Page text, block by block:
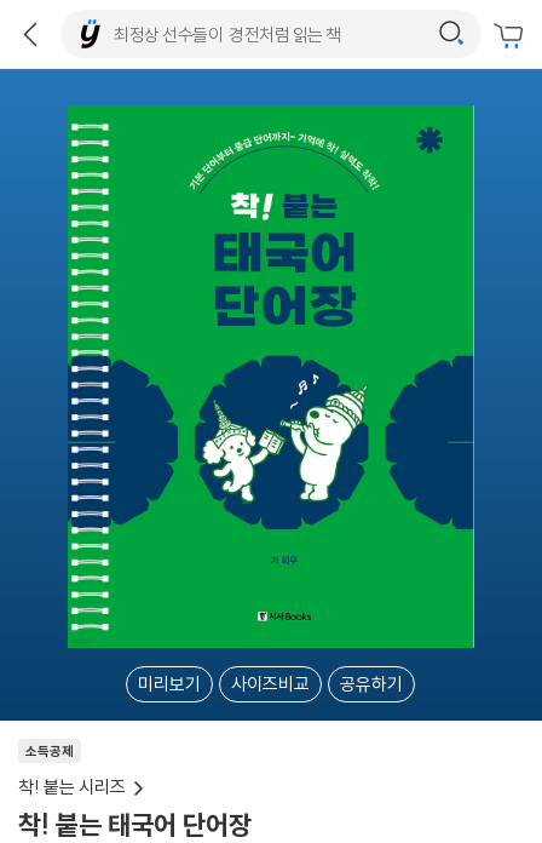
미리보기 사이즈비교 공유하기
소득공제
착! 붙는 시리즈
착! 붙는 태국어 단어장